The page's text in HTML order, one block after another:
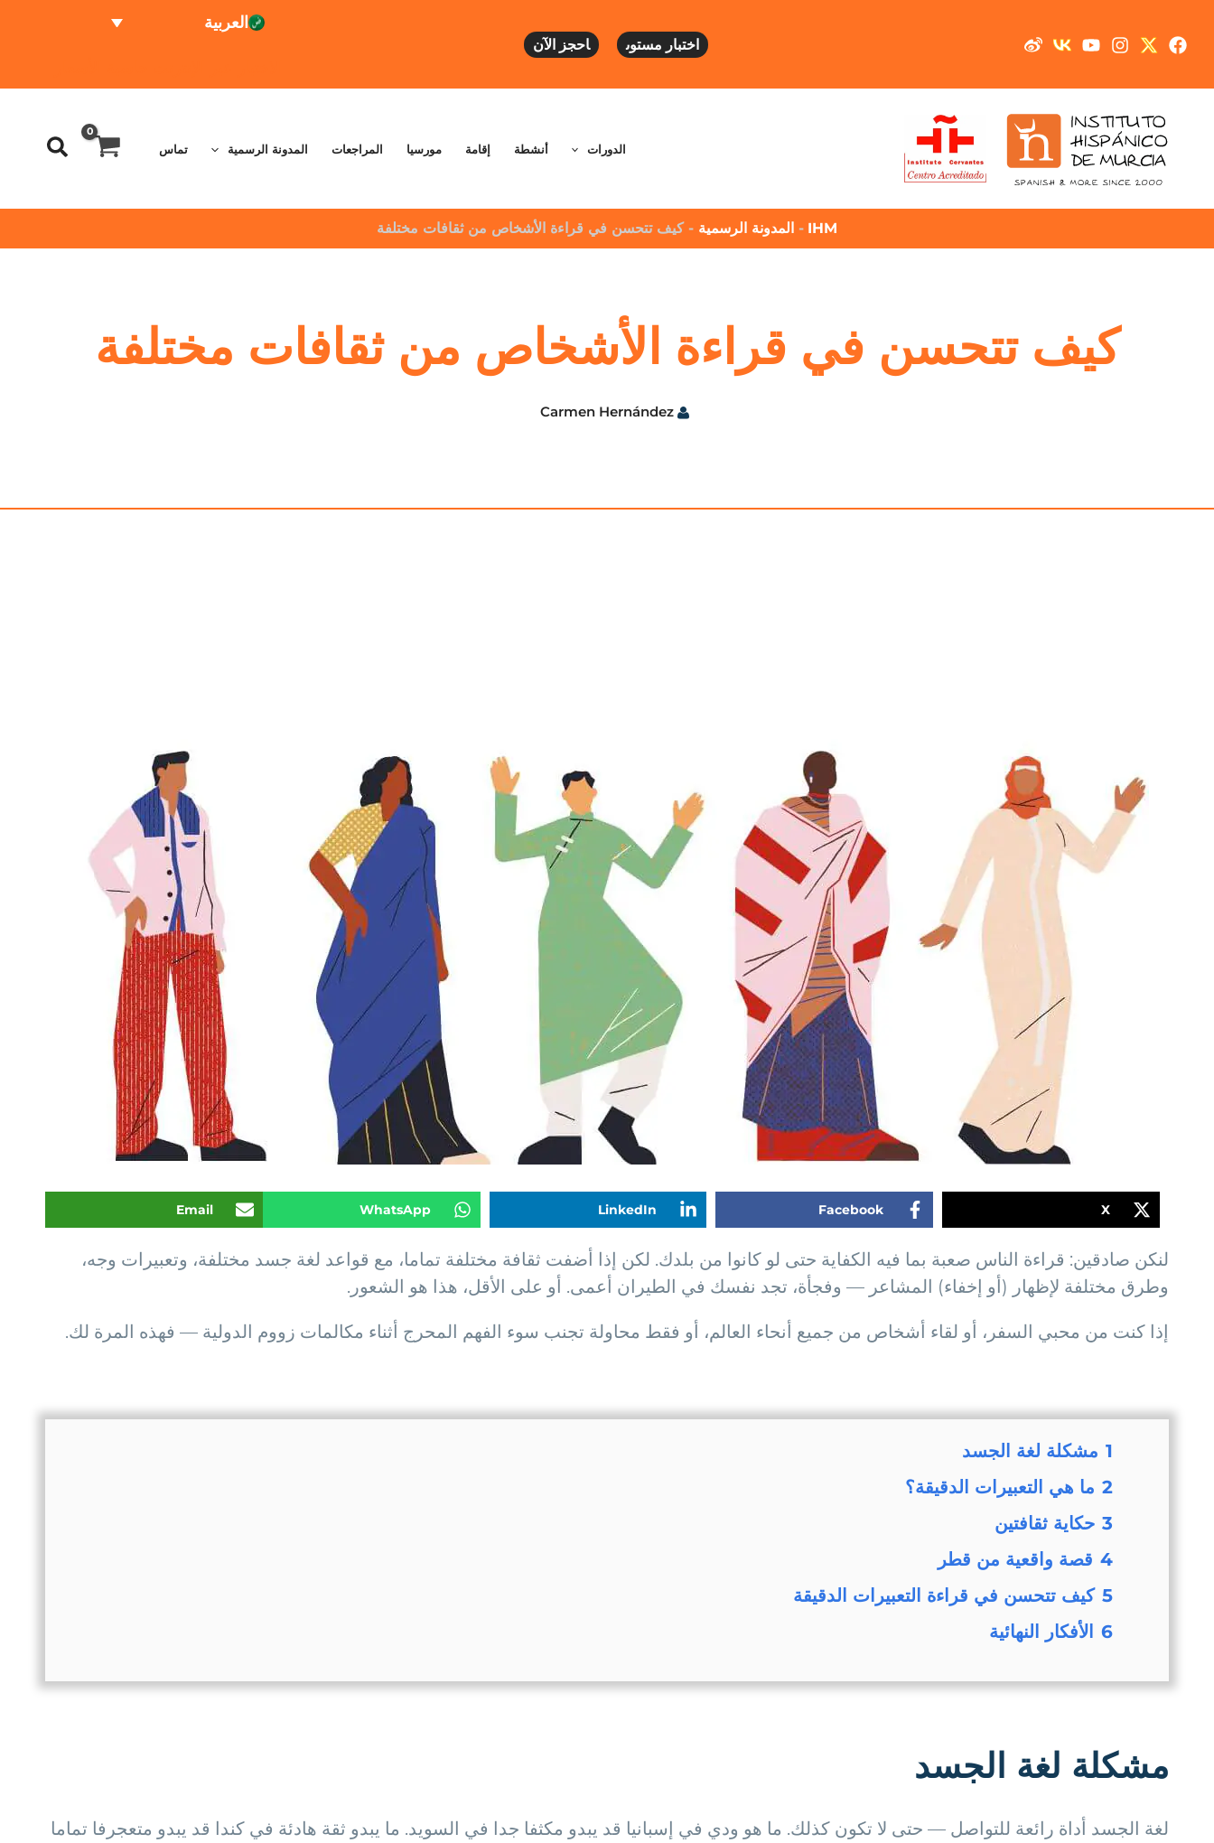
اختبار مستوى احجز الآن
العربية
الدورات أنشطة إقامة مورسيا المراجعات المدونة الرسمية تماس
IHM
- المدونة الرسمية -كيف تتحسن في قراءة الأشخاص من ثقافات مختلفة
كيف تتحسن في قراءة الأشخاص من ثقافات مختلفة
X
Facebook
LinkedIn
WhatsApp
Email
لنكن صادقين: قراءة الناس صعبة بما فيه الكفاية حتى لو كانوا من بلدك. لكن إذا أضفت ثقافة مختلفة تماما، مع قواعد لغة جسد مختلفة، وتعبيرات وجه،
وطرق مختلفة لإظهار (أو إخفاء) المشاعر — وفجأة، تجد نفسك في الطيران أعمى. أو على الأقل، هذا هو الشعور.
إذا كنت من محبي السفر، أو لقاء أشخاص من جميع أنحاء العالم، أو فقط محاولة تجنب سوء الفهم المحرج أثناء مكالمات زووم الدولية — فهذه المرة لك.
1 مشكلة لغة الجسد
2 ما هي التعبيرات الدقيقة؟
3 حكاية ثقافتين
4 قصة واقعية من قطر
5 كيف تتحسن في قراءة التعبيرات الدقيقة
6 الأفكار النهائية
مشكلة لغة الجسد
لغة الجسد أداة رائعة للتواصل — حتى لا تكون كذلك. ما هو ودي في إسبانيا قد يبدو مكثفا جدا في السويد. ما يبدو ثقة هادئة في كندا قد يبدو متعجرفا تماما